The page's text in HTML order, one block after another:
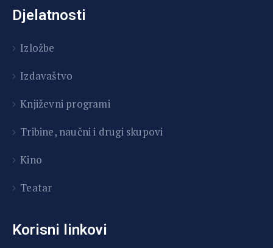
Djelatnosti
Izložbe
Izdavaštvo
Književni programi
Tribine, naučni i drugi skupovi
Kino
Teatar
Korisni linkovi